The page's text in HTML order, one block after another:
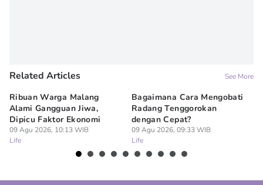
Related Articles See More
Ribuan Warga Malang
Alami Gangguan Jiwa,
Dipicu Faktor Ekonomi
09 Agu 2026, 10:13 WIB
Life
Bagaimana Cara Mengobati
Radang Tenggorokan
dengan Cepat?
09 Agu 2026, 09:33 WIB
Life